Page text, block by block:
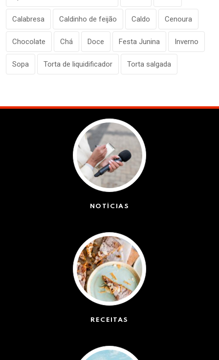
Calabresa Caldinho de feijão Caldo Cenoura
Chocolate Chá Doce Festa Junina Inverno
Sopa Torta de liquidificador Torta salgada
NOTÍCIAS
RECEITAS